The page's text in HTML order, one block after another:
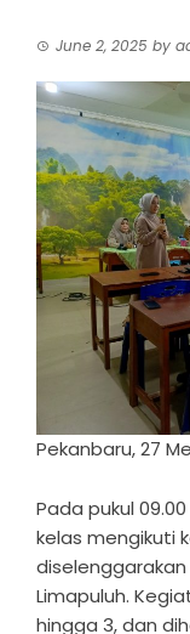
June 2, 2025 by
Pekanbaru, 27
Pada pukul
kelas mengikuti
Limapuluh.
hingga 3, dan